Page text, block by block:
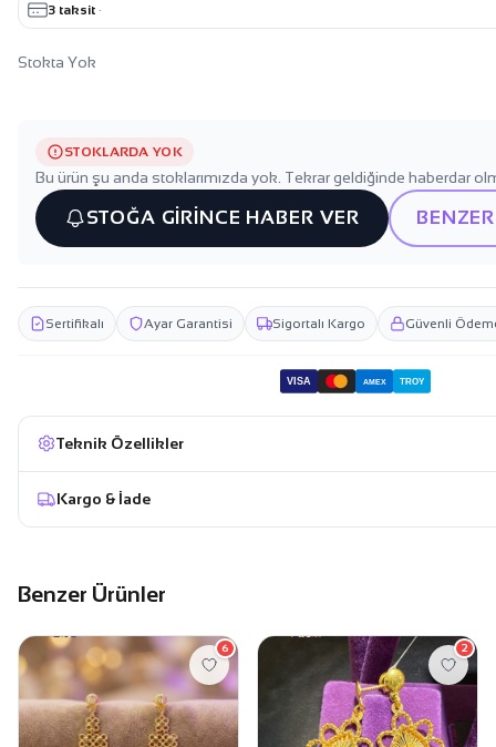
3 taksit ·
Stokta Yok
STOKLARDA YOK
Bu ürün şu anda stoklarımızda yok. Tekrar geldiğinde haberdar
STOĞA GİRİNCE HABER VER
Sertifikalı Ayar Garantisi Sigortalı Kargo Güvenli
VISA AMEX TROY
Teknik Özellikler
Kargo & İade
Benzer Ürünler
6 2